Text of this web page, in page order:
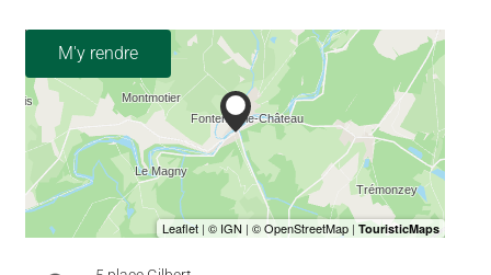
M'y rendre